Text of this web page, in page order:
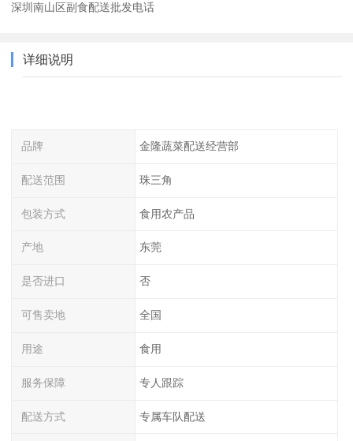
深圳南山区副食配送批发电话
详细说明
品牌 金隆蔬菜配送经营部
配送范围 珠三角
包装方式 食用农产品
产地 东莞
是否进口 否
可售卖地 全国
用途 食用
服务保障 专人跟踪
配送方式 专属车队配送